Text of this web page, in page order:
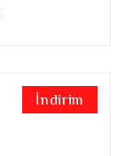
İndirim